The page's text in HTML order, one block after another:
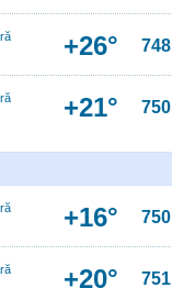
+26° 748
+21° 750
+16° 750
+20° 751